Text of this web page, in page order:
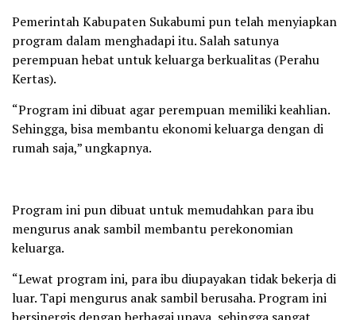
Pemerintah Kabupaten Sukabumi pun telah menyiapkan
program dalam menghadapi itu. Salah satunya
perempuan hebat untuk keluarga berkualitas (Perahu
Kertas).
“Program ini dibuat agar perempuan memiliki keahlian.
Sehingga, bisa membantu ekonomi keluarga dengan di
rumah saja,” ungkapnya.
Program ini pun dibuat untuk memudahkan para ibu
mengurus anak sambil membantu perekonomian
keluarga.
“Lewat program ini, para ibu diupayakan tidak bekerja di
luar. Tapi mengurus anak sambil berusaha. Program ini